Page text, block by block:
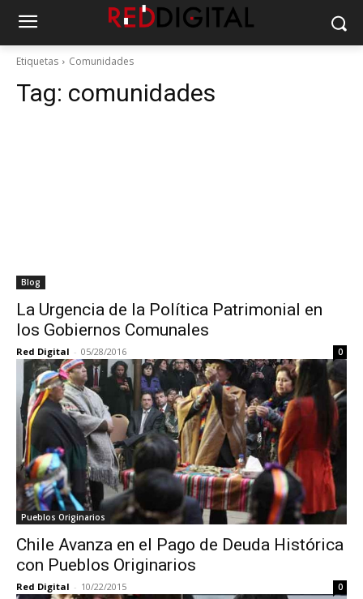
Etiquetas Comunidades
Tag: comunidades
Blog
La Urgencia de la Política Patrimonial en
los Gobiernos Comunales
Red Digital - 05/28/2016 0
Pueblos Originarios
Chile Avanza en el Pago de Deuda Histórica
con Pueblos Originarios
Red Digital - 10/22/2015 0